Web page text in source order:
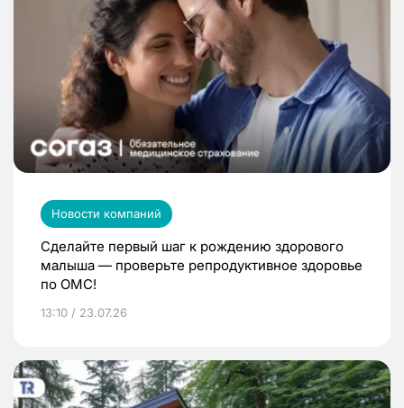
Новости компаний
Сделайте первый шаг к рождению здорового
малыша — проверьте репродуктивное здоровье
по ОМС!
13:10 / 23.07.26